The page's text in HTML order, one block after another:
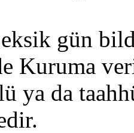
eksik gün
Kuruma
ya da